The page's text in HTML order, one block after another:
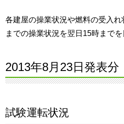
各建屋の操業状況や燃料の受入
までの操業状況を翌日15時まで
2013年8月23日発表分
試験運転状況